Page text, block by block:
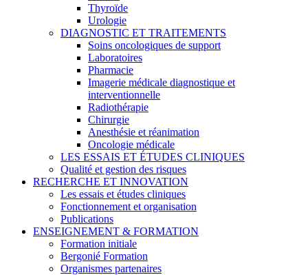
Thyroïde
Urologie
DIAGNOSTIC ET TRAITEMENTS
Soins oncologiques de support
Laboratoires
Pharmacie
Imagerie médicale diagnostique et
interventionnelle
Radiothérapie
Chirurgie
Anesthésie et réanimation
Oncologie médicale
LES ESSAIS ET ÉTUDES CLINIQUES
Qualité et gestion des risques
RECHERCHE ET INNOVATION
Les essais et études cliniques
Fonctionnement et organisation
Publications
ENSEIGNEMENT & FORMATION
Formation initiale
Bergonié Formation
Organismes partenaires